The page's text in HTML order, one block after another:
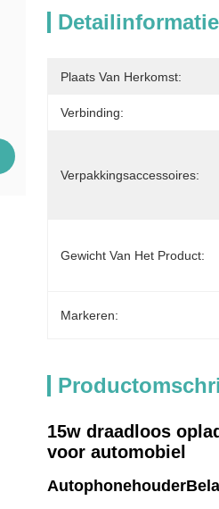
Detailinformatie
Plaats Van Herkomst:
Verbinding:
Verpakkingsaccessoires:
Gewicht Van Het Product:
Markeren:
15w draadloos
voor automobiel
Autophonehouder